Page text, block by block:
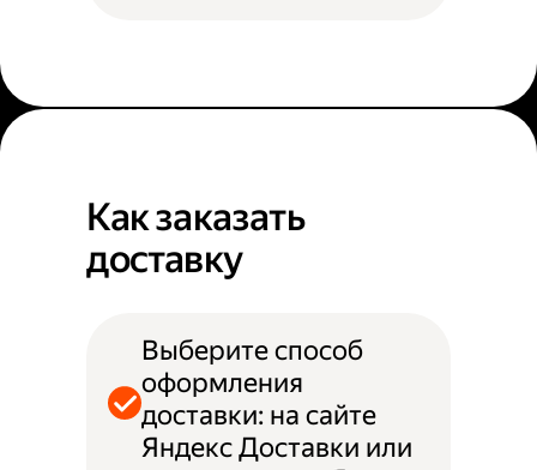
Как заказать
доставку
Выберите способ
оформления
доставки: на сайте
Яндекс Доставки или